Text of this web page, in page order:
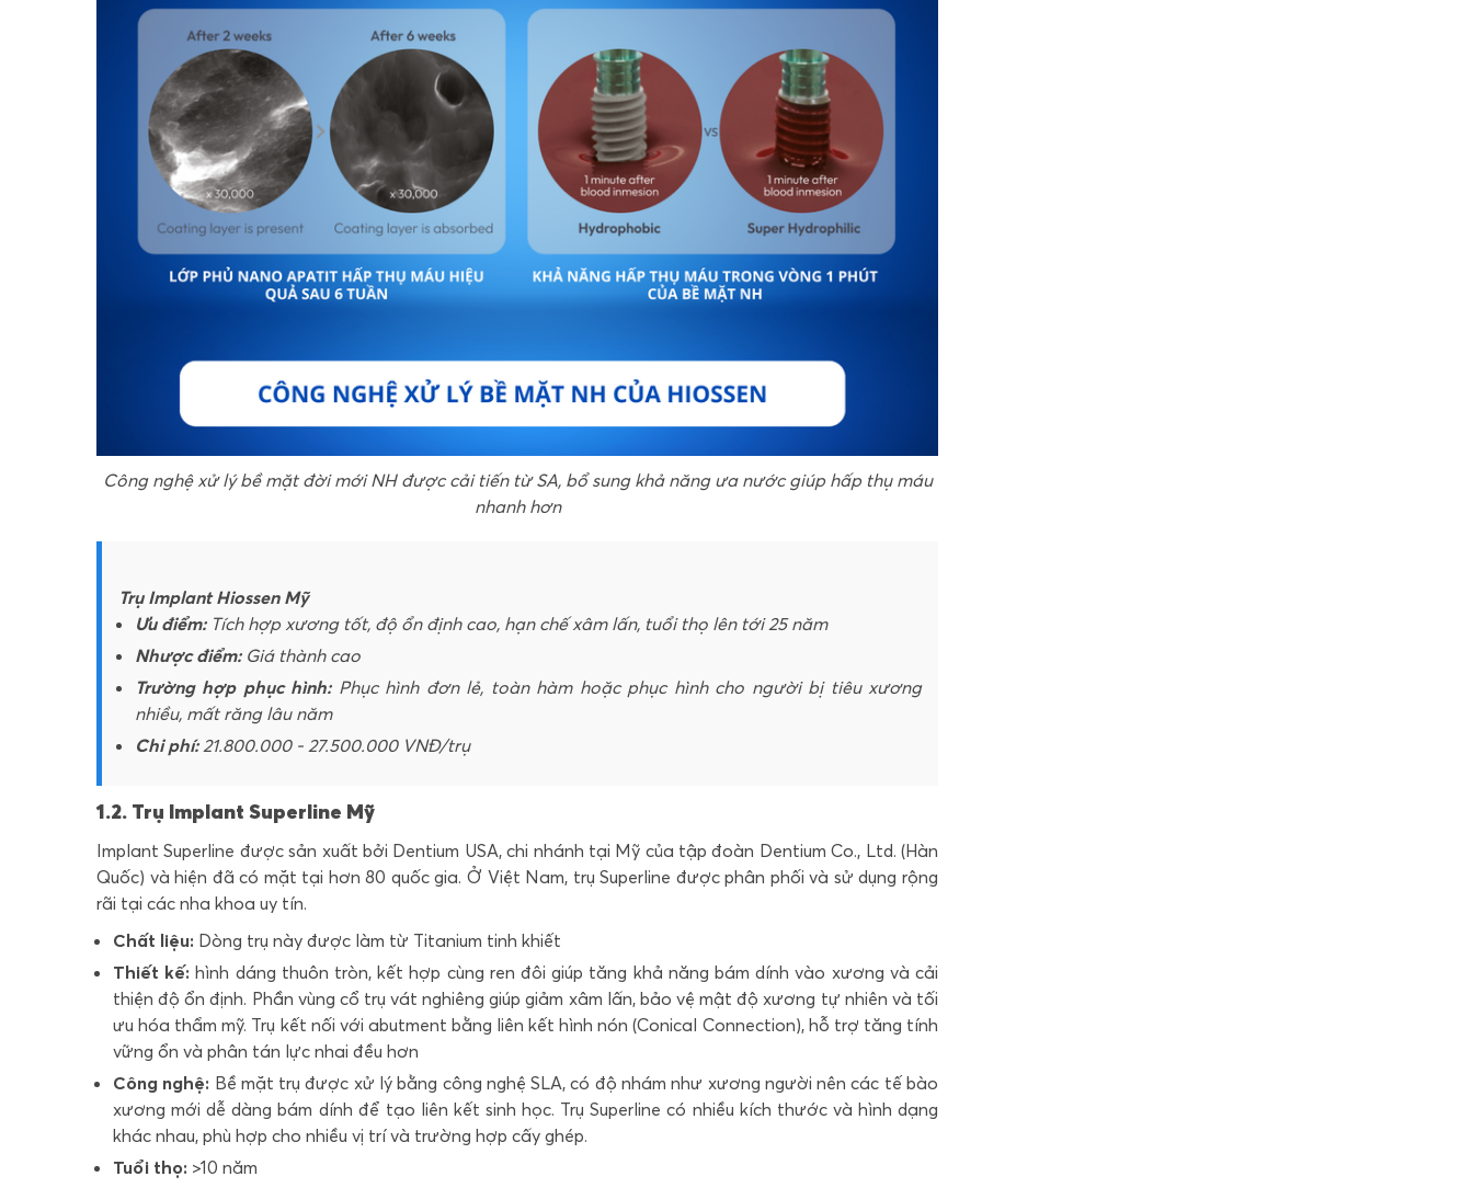
Công nghệ xử lý bề mặt đời mới NH được cải tiến từ SA, bổ sung khả năng ưa nước giúp hấp thụ máu
nhanh hơn
Trụ Implant Hiossen Mỹ
Ưu điểm:Tích hợp xương tốt, độ ổn định cao, hạn chế xâm lấn, tuổi thọ lên tới 25 năm
Nhược điểm:Giá thành cao
Trường hợp phục hình:Phục hình đơn lẻ, toàn hàm hoặc phục hình cho người bị tiêu xương
nhiều, mất răng lâu năm
Chi phí:21.800.000 - 27.500.000 VNĐ/trụ
1.2. Trụ Implant Superline Mỹ
Implant Superline được sản xuất bởi Dentium USA, chi nhánh tại Mỹ của tập đoàn Dentium Co., Ltd. (Hàn
Quốc) và hiện đã có mặt tại hơn 80 quốc gia. Ở Việt Nam, trụ Superline được phân phối và sử dụng rộng
rãi tại các nha khoa uy tín.
Chất liệu: Dòng trụ này được làm từ Titanium tinh khiết
Thiết kế: hình dáng thuôn tròn, kết hợp cùng ren đôi giúp tăng khả năng bám dính vào xương và cải
thiện độ ổn định. Phần vùng cổ trụ vát nghiêng giúp giảm xâm lấn, bảo vệ mật độ xương tự nhiên và tối
ưu hóa thẩm mỹ. Trụ kết nối với abutment bằng liên kết hình nón (Conical Connection), hỗ trợ tăng tính
vững ổn và phân tán lực nhai đều hơn
Công nghệ: Bề mặt trụ được xử lý bằng công nghệ SLA, có độ nhám như xương người nên các tế bào
xương mới dễ dàng bám dính để tạo liên kết sinh học. Trụ Superline có nhiều kích thước và hình dạng
khác nhau, phù hợp cho nhiều vị trí và trường hợp cấy ghép.
Tuổi thọ: >10 năm